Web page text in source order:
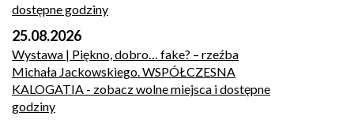
dostępne godziny
25.08.2026
Wystawa | Piękno, dobro… fake? – rzeźba
Michała Jackowskiego. WSPÓŁCZESNA
KALOGATIA - zobacz wolne miejsca i dostępne
godziny